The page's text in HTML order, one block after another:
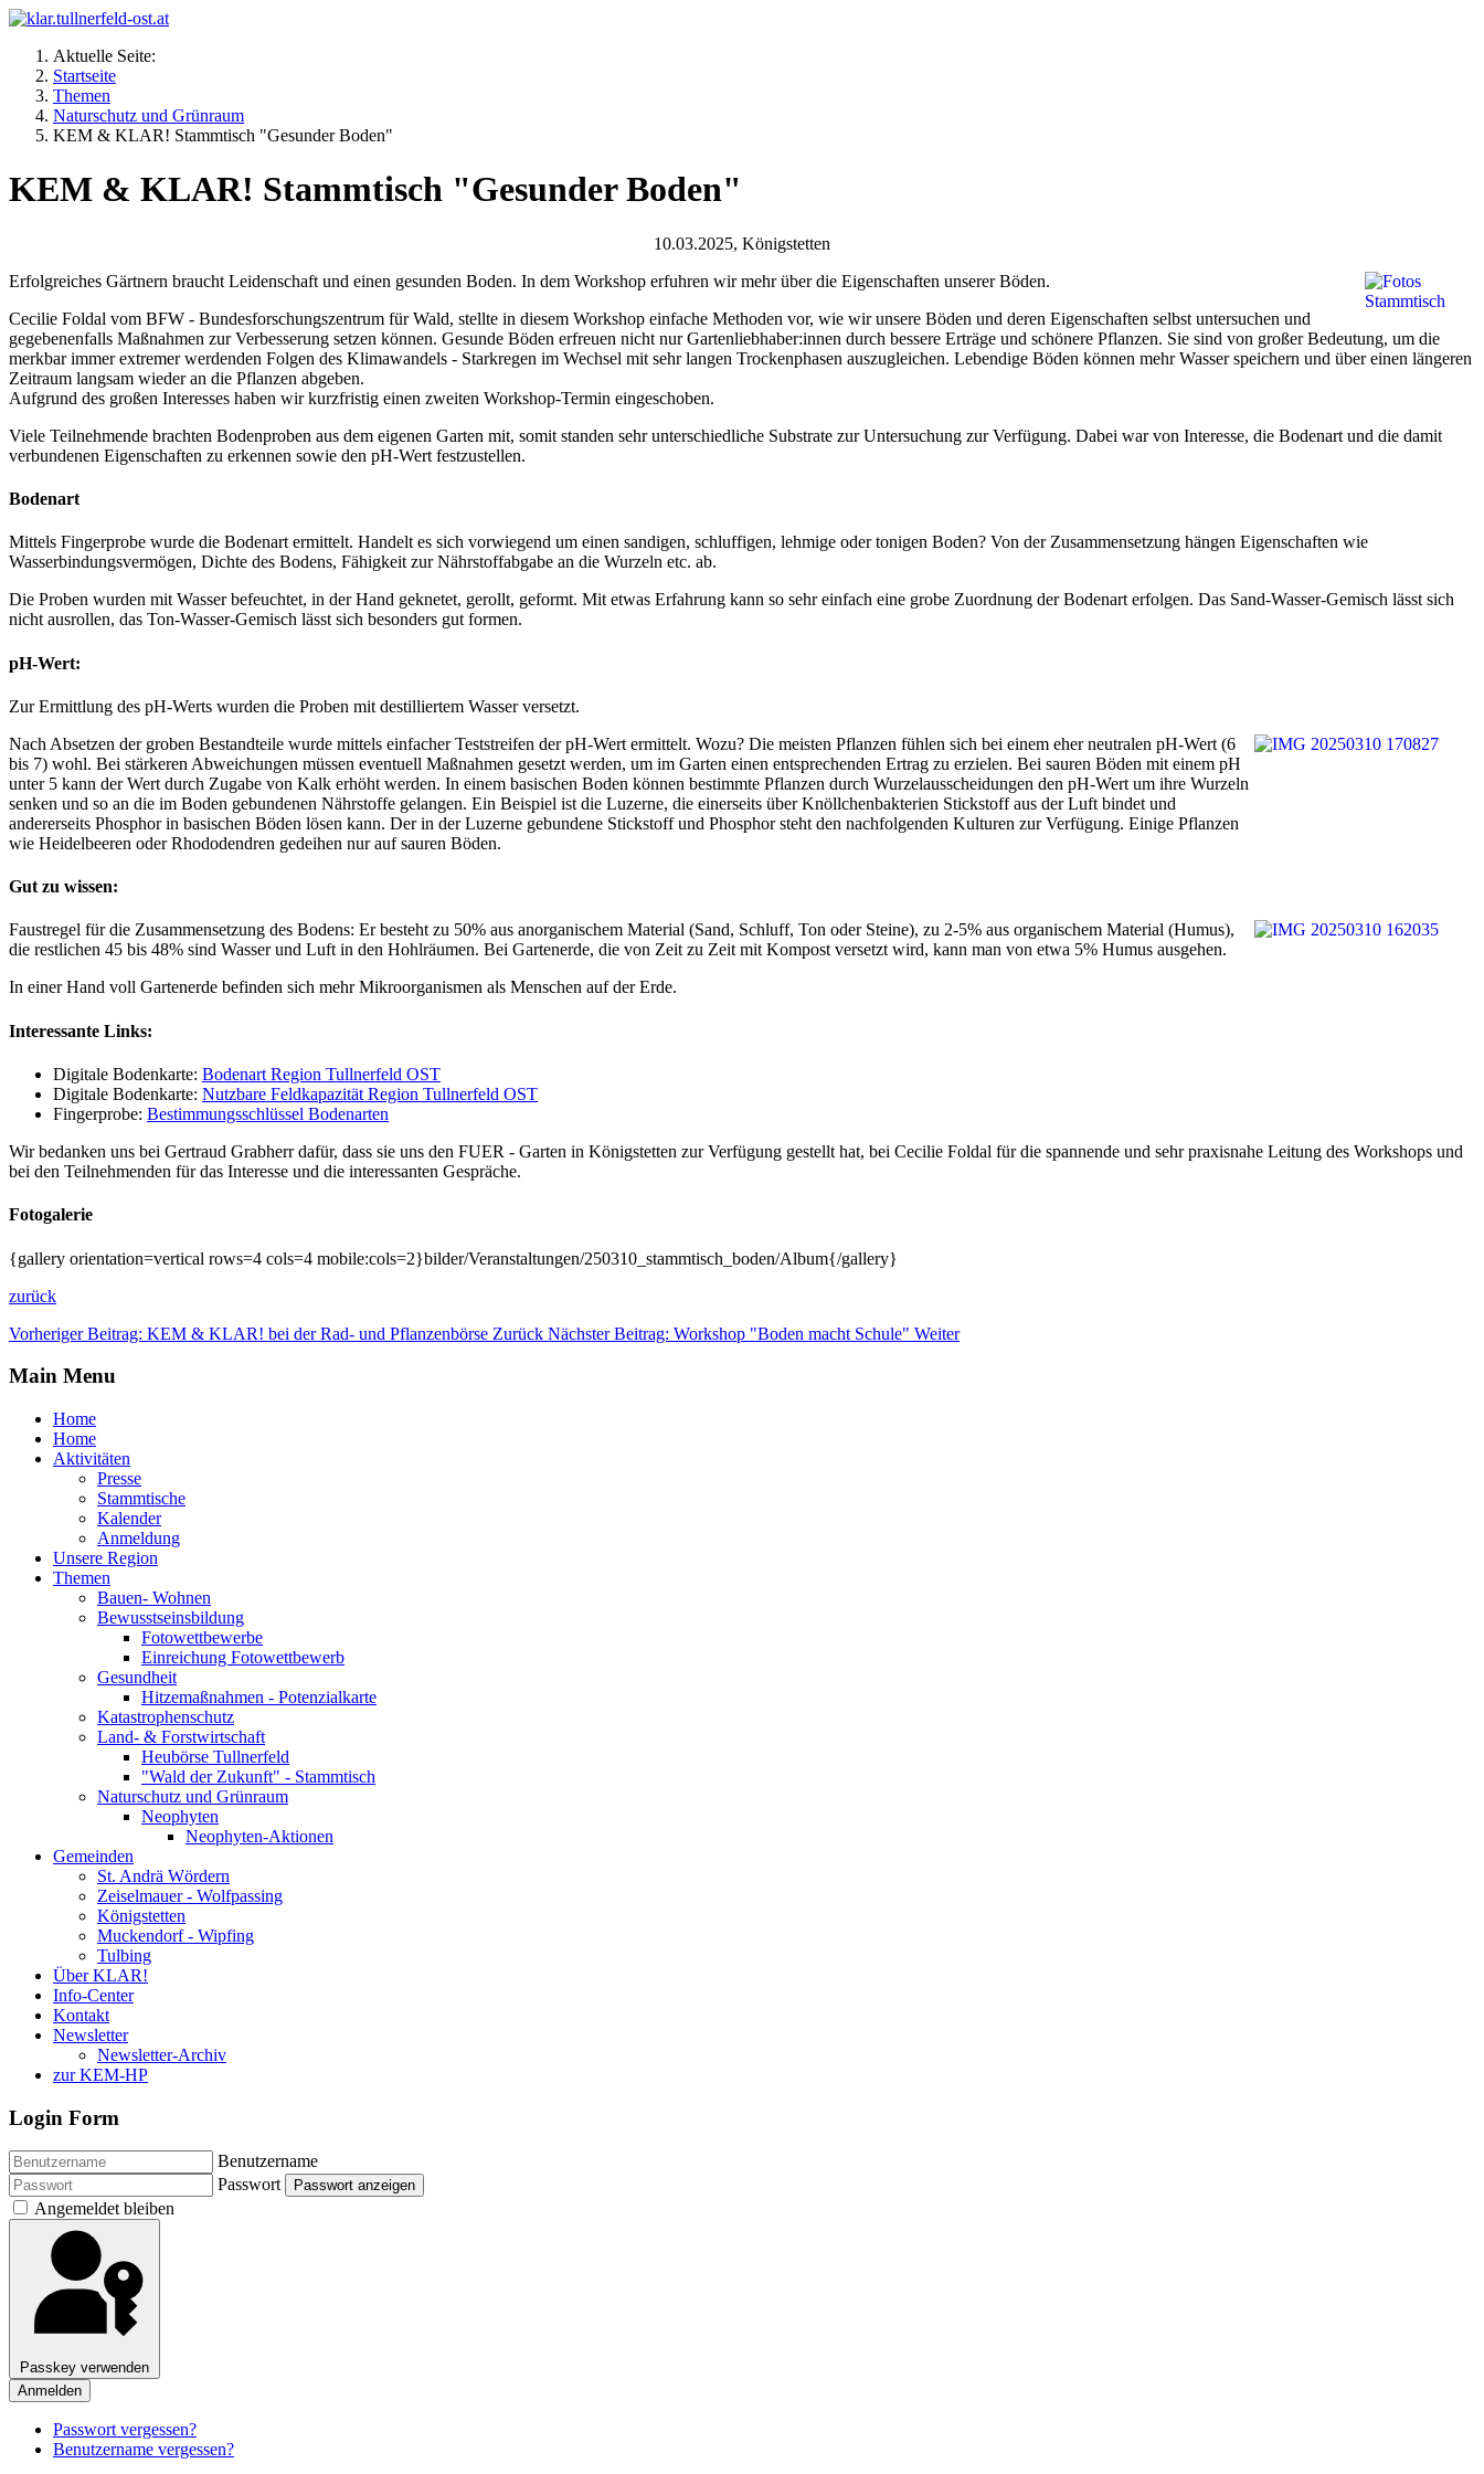
Aktuelle Seite:
Startseite
Themen
Naturschutz und Grünraum
KEM & KLAR! Stammtisch "Gesunder Boden"
KEM & KLAR! Stammtisch "Gesunder Boden"
10.03.2025, Königstetten
Erfolgreiches Gärtnern braucht Leidenschaft und einen gesunden Boden. In dem Workshop erfuhren wir mehr über die Eigenschaften unserer Böden.
Cecilie Foldal vom BFW - Bundesforschungszentrum für Wald, stellte in diesem Workshop einfache Methoden vor, wie wir unsere Böden und deren Eigenschaften selbst untersuchen und
gegebenenfalls Maßnahmen zur Verbesserung setzen können. Gesunde Böden erfreuen nicht nur Gartenliebhaber:innen durch bessere Erträge und schönere Pflanzen. Sie sind von großer Bedeutung, um die
merkbar immer extremer werdenden Folgen des Klimawandels - Starkregen im Wechsel mit sehr langen Trockenphasen auszugleichen. Lebendige Böden können mehr Wasser speichern und über einen längeren
Zeitraum langsam wieder an die Pflanzen abgeben.
Aufgrund des großen Interesses haben wir kurzfristig einen zweiten Workshop-Termin eingeschoben.
Viele Teilnehmende brachten Bodenproben aus dem eigenen Garten mit, somit standen sehr unterschiedliche Substrate zur Untersuchung zur Verfügung. Dabei war von Interesse, die Bodenart und die damit
verbundenen Eigenschaften zu erkennen sowie den pH-Wert festzustellen.
Bodenart
Mittels Fingerprobe wurde die Bodenart ermittelt. Handelt es sich vorwiegend um einen sandigen, schluffigen, lehmige oder tonigen Boden? Von der Zusammensetzung hängen Eigenschaften wie
Wasserbindungsvermögen, Dichte des Bodens, Fähigkeit zur Nährstoffabgabe an die Wurzeln etc. ab.
Die Proben wurden mit Wasser befeuchtet, in der Hand geknetet, gerollt, geformt. Mit etwas Erfahrung kann so sehr einfach eine grobe Zuordnung der Bodenart erfolgen. Das Sand-Wasser-Gemisch lässt sich
nicht ausrollen, das Ton-Wasser-Gemisch lässt sich besonders gut formen.
pH-Wert:
Zur Ermittlung des pH-Werts wurden die Proben mit destilliertem Wasser versetzt.
Nach Absetzen der groben Bestandteile wurde mittels einfacher Teststreifen der pH-Wert ermittelt. Wozu? Die meisten Pflanzen fühlen sich bei einem eher neutralen pH-Wert (6
bis 7) wohl. Bei stärkeren Abweichungen müssen eventuell Maßnahmen gesetzt werden, um im Garten einen entsprechenden Ertrag zu erzielen. Bei sauren Böden mit einem pH
unter 5 kann der Wert durch Zugabe von Kalk erhöht werden. In einem basischen Boden können bestimmte Pflanzen durch Wurzelausscheidungen den pH-Wert um ihre Wurzeln
senken und so an die im Boden gebundenen Nährstoffe gelangen. Ein Beispiel ist die Luzerne, die einerseits über Knöllchenbakterien Stickstoff aus der Luft bindet und
andererseits Phosphor in basischen Böden lösen kann. Der in der Luzerne gebundene Stickstoff und Phosphor steht den nachfolgenden Kulturen zur Verfügung. Einige Pflanzen
wie Heidelbeeren oder Rhododendren gedeihen nur auf sauren Böden.
Gut zu wissen:
Faustregel für die Zusammensetzung des Bodens: Er besteht zu 50% aus anorganischem Material (Sand, Schluff, Ton oder Steine), zu 2-5% aus organischem Material (Humus),
die restlichen 45 bis 48% sind Wasser und Luft in den Hohlräumen. Bei Gartenerde, die von Zeit zu Zeit mit Kompost versetzt wird, kann man von etwa 5% Humus ausgehen.
In einer Hand voll Gartenerde befinden sich mehr Mikroorganismen als Menschen auf der Erde.
Interessante Links:
Digitale Bodenkarte: Bodenart Region Tullnerfeld OST
Digitale Bodenkarte: Nutzbare Feldkapazität Region Tullnerfeld OST
Fingerprobe: Bestimmungsschlüssel Bodenarten
Wir bedanken uns bei Gertraud Grabherr dafür, dass sie uns den FUER - Garten in Königstetten zur Verfügung gestellt hat, bei Cecilie Foldal für die spannende und sehr praxisnahe Leitung des Workshops und
bei den Teilnehmenden für das Interesse und die interessanten Gespräche.
Fotogalerie
{gallery orientation=vertical rows=4 cols=4 mobile:cols=2}bilder/Veranstaltungen/250310_stammtisch_boden/Album{/gallery}
zurück
Vorheriger Beitrag: KEM & KLAR! bei der Rad- und Pflanzenbörse Zurück Nächster Beitrag: Workshop "Boden macht Schule" Weiter
Main Menu
Home
Home
Aktivitäten
Presse
Stammtische
Kalender
Anmeldung
Unsere Region
Themen
Bauen- Wohnen
Bewusstseinsbildung
Fotowettbewerbe
Einreichung Fotowettbewerb
Gesundheit
Hitzemaßnahmen - Potenzialkarte
Katastrophenschutz
Land- & Forstwirtschaft
Heubörse Tullnerfeld
"Wald der Zukunft" - Stammtisch
Naturschutz und Grünraum
Neophyten
Neophyten-Aktionen
Gemeinden
St. Andrä Wördern
Zeiselmauer - Wolfpassing
Königstetten
Muckendorf - Wipfing
Tulbing
Über KLAR!
Info-Center
Kontakt
Newsletter
Newsletter-Archiv
zur KEM-HP
Login Form
Benutzername
Passwort
Passwort anzeigen
Angemeldet bleiben
Passkey verwenden
Anmelden
Passwort vergessen?
Benutzername vergessen?